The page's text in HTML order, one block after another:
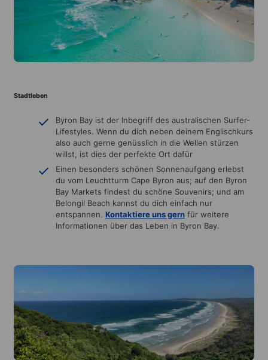
Stadtleben
Byron Bay ist der Inbegriff des australischen Surfer-
Lifestyles. Wenn du dich neben deinem Englischkurs
also auch gerne genüsslich in die Wellen stürzen
willst, ist dies der perfekte Ort dafür
Einen besonders schönen Sonnenaufgang erlebst
du vom Leuchtturm Cape Byron aus; auf den Byron
Bay Markets findest du schöne Souvenirs; und am
Belongil Beach kannst du dich einfach nur
entspannen. Kontaktiere uns gern für weitere
Informationen über das Leben in Byron Bay.